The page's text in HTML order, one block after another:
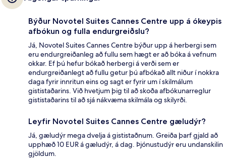
Býður Novotel Suites Cannes Centre upp á ókeypis
afbókun og fulla endurgreiðslu?
Já, Novotel Suites Cannes Centre býður upp á herbergi sem
eru endurgreiðanleg að fullu sem hægt er að bóka á vefnum
okkar. Ef þú hefur bókað herbergi á verði sem er
endurgreiðanlegt að fullu getur þú afbókað allt niður í nokkra
daga fyrir innritun eins og sagt er fyrir um í skilmálum
gististaðarins. Við hvetjum þig til að skoða afbókunarreglur
gististaðarins til að sjá nákvæma skilmála og skilyrði.
Leyfir Novotel Suites Cannes Centre gæludýr?
Já, gæludýr mega dvelja á gististaðnum. Greiða þarf gjald að
upphæð 10 EUR á gæludýr, á dag. Þjónustudýr eru undanskilin
gjöldum.